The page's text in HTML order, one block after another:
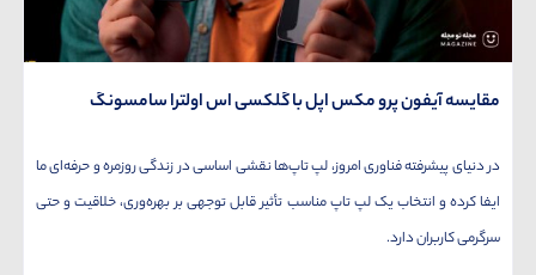
مقایسه آیفون پرو مکس اپل با گلکسی اس اولترا سامسونگ
در دنیای پیشرفته فناوری امروز، لپ تاپ‌ها نقشی اساسی در زندگی روزمره و حرفه‌ای ما
ایفا کرده و انتخاب یک لپ تاپ مناسب تأثیر قابل توجهی بر بهره‌وری، خلاقیت و حتی
سرگرمی کاربران دارد.